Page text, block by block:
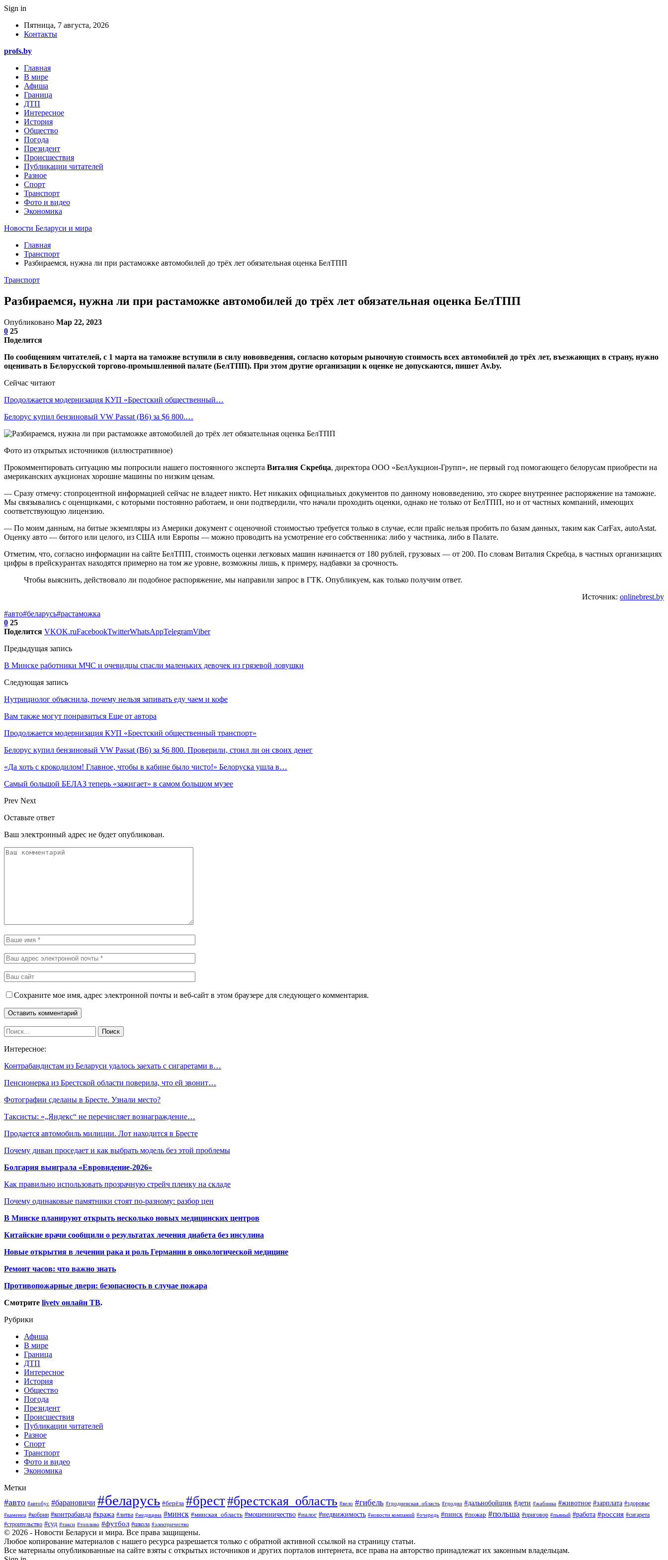
Sign in
Пятница, 7 августа, 2026
Контакты
profs.by
Главная
В мире
Афиша
Граница
ДТП
Интересное
История
Общество
Погода
Президент
Происшествия
Публикации читателей
Разное
Спорт
Транспорт
Фото и видео
Экономика
Новости Беларуси и мира
Главная
Транспорт
Разбираемся, нужна ли при растаможке автомобилей до трёх лет обязательная оценка БелТПП
Транспорт
Разбираемся, нужна ли при растаможке автомобилей до трёх лет обязательная оценка БелТПП
Опубликовано Мар 22, 2023
0 25
Поделится
По сообщениям читателей, с 1 марта на таможне вступили в силу нововведения, согласно которым рыночную стоимость всех автомобилей до трёх лет, въезжающих в страну, нужно
оценивать в Белорусской торгово-промышленной палате (БелТПП). При этом другие организации к оценке не допускаются, пишет Av.by.
Сейчас читают
Продолжается модернизация КУП «Брестский общественный…
Белорус купил бензиновый VW Passat (B6) за $6 800.…
Фото из открытых источников (иллюстративное)
Прокомментировать ситуацию мы попросили нашего постоянного эксперта Виталия Скребца, директора ООО «БелАукцион-Групп», не первый год помогающего белорусам приобрести на
американских аукционах хорошие машины по низким ценам.
— Сразу отмечу: стопроцентной информацией сейчас не владеет никто. Нет никаких официальных документов по данному нововведению, это скорее внутреннее распоряжение на таможне.
Мы связывались с оценщиками, с которыми постоянно работаем, и они подтвердили, что начали проходить оценки, однако не только от БелТПП, но и от частных компаний, имеющих
соответствующую лицензию.
— По моим данным, на битые экземпляры из Америки документ с оценочной стоимостью требуется только в случае, если прайс нельзя пробить по базам данных, таким как CarFax, autoAstat.
Оценку авто — битого или целого, из США или Европы — можно проводить на усмотрение его собственника: либо у частника, либо в Палате.
Отметим, что, согласно информации на сайте БелТПП, стоимость оценки легковых машин начинается от 180 рублей, грузовых — от 200. По словам Виталия Скребца, в частных организациях
цифры в прейскурантах находятся примерно на том же уровне, возможны лишь, к примеру, надбавки за срочность.
Чтобы выяснить, действовало ли подобное распоряжение, мы направили запрос в ГТК. Опубликуем, как только получим ответ.
Источник: onlinebrest.by
#авто#беларусь#растаможка
0 25
Поделится VKOK.ruFacebookTwitterWhatsAppTelegramViber
Предыдущая запись
В Минске работники МЧС и очевидцы спасли маленьких девочек из грязевой ловушки
Следующая запись
Нутрициолог объяснила, почему нельзя запивать еду чаем и кофе
Вам также могут понравиться Еще от автора
Продолжается модернизация КУП «Брестский общественный транспорт»
Белорус купил бензиновый VW Passat (B6) за $6 800. Проверили, стоил ли он своих денег
«Да хоть с крокодилом! Главное, чтобы в кабине было чисто!» Белоруска ушла в…
Самый большой БЕЛАЗ теперь «зажигает» в самом большом музее
Prev Next
Оставьте ответ
Ваш электронный адрес не будет опубликован.
Сохраните мое имя, адрес электронной почты и веб-сайт в этом браузере для следующего комментария.
Интересное:
Контрабандистам из Беларуси удалось заехать с сигаретами в…
Пенсионерка из Брестской области поверила, что ей звонит…
Фотографии сделаны в Бресте. Узнали место?
Таксисты: «„Яндекс“ не перечисляет вознаграждение…
Продается автомобиль милиции. Лот находится в Бресте
Почему диван проседает и как выбрать модель без этой проблемы
Болгария выиграла «Евровидение-2026»
Как правильно использовать прозрачную стрейч пленку на складе
Почему одинаковые памятники стоят по-разному: разбор цен
В Минске планируют открыть несколько новых медицинских центров
Китайские врачи сообщили о результатах лечения диабета без инсулина
Новые открытия в лечении рака и роль Германии в онкологической медицине
Ремонт часов: что важно знать
Противопожарные двери: безопасность в случае пожара
Смотрите livetv онлайн ТВ.
Рубрики
Афиша
В мире
Граница
ДТП
Интересное
История
Общество
Погода
Президент
Происшествия
Публикации читателей
Разное
Спорт
Транспорт
Фото и видео
Экономика
Метки
#авто #автобус #барановичи #беларусь #берёза #брест#брестская_область #вело #гибель #гродненская_область #гродно #дальнобойщик #дети #жабинка #животное #зарплата #здоровье
#каменец #кобрин #контрабанда #кража #литва #медицина #минск #минская_область #мошенничество #налог #недвижимость #новости компаний #очередь #пинск #пожар #польша #приговор #пьяный #работа #россия #сигарета
#строительство #суд #такси #топливо #футбол #школа #электричество
© 2026 - Новости Беларуси и мира. Все права защищены.
Любое копирование материалов с нашего ресурса разрешается только с обратной активной ссылкой на страницу статьи.
Все материалы опубликованные на сайте взяты с открытых источников и других порталов интернета, все права на авторство принадлежат их законным владельцам.